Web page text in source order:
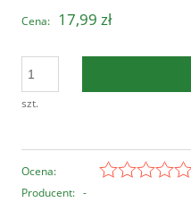
Cena: 17,99 zł
szt.
Ocena:
Producent: -